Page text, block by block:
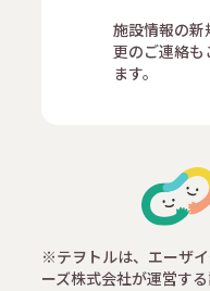
施設情報の新
更のご連絡も
ます。
※テヲトルは、エーザ
ーズ株式会社が運営す